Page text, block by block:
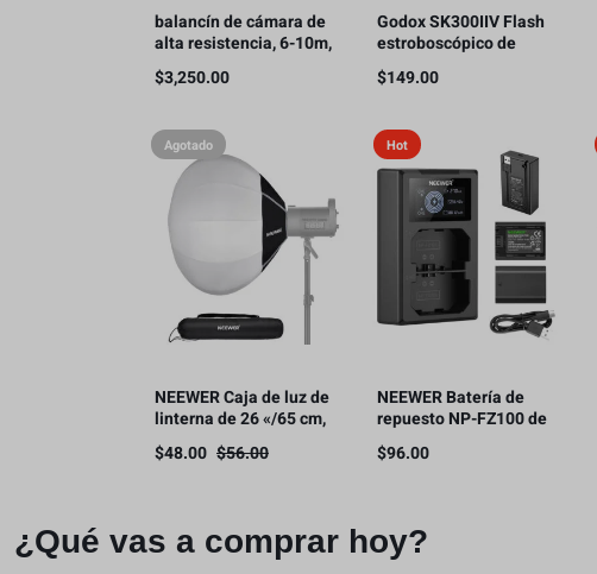
balancín de cámara de
alta resistencia, 6-10m,
20Kg
$3,250.00
Godox SK300IIV Flash
estroboscópico de
estudio fotográfico,
300 Ws GN58 5700K
$149.00
Agotado
NEEWER Caja de luz de
linterna de 26 «/65 cm,
difusor de luz de
liberación rápida 360°
$56.00
$48.00
Hot
NEEWER Batería de
repuesto NP-FZ100 de
2280 mAh con kit de
cargador USB de doble
$96.00
¿Qué vas a comprar hoy?